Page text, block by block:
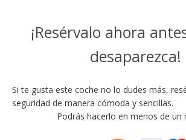
¡Resérvalo ahora
desaparezca!
Si te gusta este coche no lo dudes más,
seguridad de manera cómoda y sencillas.
Podrás hacerlo en menos de un